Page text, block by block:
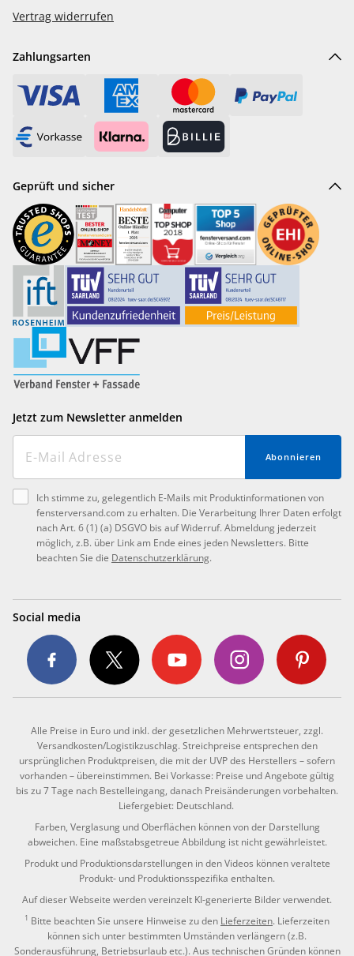
Vertrag widerrufen
Zahlungsarten
Geprüft und sicher
Jetzt zum Newsletter anmelden
Abonnieren
Ich stimme zu, gelegentlich E-Mails mit Produktinformationen von
fensterversand.com zu erhalten. Die Verarbeitung Ihrer Daten erfolgt
nach Art. 6 (1) (a) DSGVO bis auf Widerruf. Abmeldung jederzeit
möglich, z.B. über Link am Ende eines jeden Newsletters. Bitte
beachten Sie die Datenschutzerklärung.
Social media
Alle Preise in Euro und inkl. der gesetzlichen Mehrwertsteuer, zzgl.
Versandkosten/Logistikzuschlag. Streichpreise entsprechen den
ursprünglichen Produktpreisen, die mit der UVP des Herstellers – sofern
vorhanden – übereinstimmen. Bei Vorkasse: Preise und Angebote gültig
bis zu 7 Tage nach Bestelleingang, danach Preisänderungen vorbehalten.
Liefergebiet: Deutschland.
Farben, Verglasung und Oberflächen können von der Darstellung
abweichen. Eine maßstabsgetreue Abbildung ist nicht gewährleistet.
Produkt und Produktionsdarstellungen in den Videos können veraltete
Produkt- und Produktionsspezifika enthalten.
Auf dieser Webseite werden vereinzelt KI-generierte Bilder verwendet.
1 Bitte beachten Sie unsere Hinweise zu den Lieferzeiten. Lieferzeiten
können sich unter bestimmten Umständen verlängern (z.B.
Sonderausführung, Betriebsurlaub etc.). Aus technischen Gründen können